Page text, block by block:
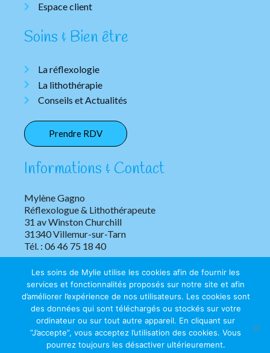
Espace client
Soins & Bien être
La réflexologie
La lithothérapie
Conseils et Actualités
Prendre RDV
Informations & Contact
Mylène Gagno
Réflexologue & Lithothérapeute
31 av Winston Churchill
31340 Villemur-sur-Tarn
Tél. : 06 46 75 18 40
Copyright © 2026 Les soins de Mylie | Tous droits réservés.
Les soins de Mylie utilise les cookies afin de fournir les
services et fonctionnalités proposés sur notre site et afin
d’améliorer l’expérience de nos utilisateurs. Les cookies sont
des données qui sont téléchargés ou stockés sur votre
ordinateur ou sur tout autre appareil. En cliquant sur
”J’accepte”, vous acceptez l’utilisation des cookies. Vous
pourrez toujours les désactiver ultérieurement.